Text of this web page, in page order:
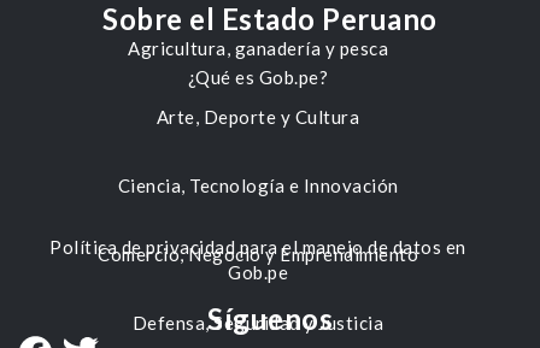
Agricultura, ganadería y pesca
Arte, Deporte y Cultura
Ciencia, Tecnología e Innovación
Comercio, Negocio y Emprendimiento
Defensa, Seguridad y Justicia
Sobre el Estado Peruano
¿Qué es Gob.pe?
Política de privacidad para el manejo de datos en
Gob.pe
Síguenos